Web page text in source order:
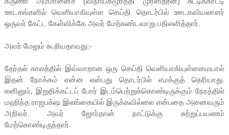
ஊடகங்களில் வெளியாகியுள்ள செய்தி தொடர்பில் ஊடகவியலாளர்
ஒருவர் கேட்ட கேள்விக்கே அவர் மேற்கண்டவாறு பதிலளித்தார்.
அவர் மேலும் கூறியதாவது:-
தேர்தல் காலத்தில் இவ்வாறான ஒரு செய்தி வெளியாகியுள்ளமையால்
இதன் நோக்கம் என்ன என்பது தொடர்பில் எமக்குத் தெரியாது.
எனினும், இறுதிக்கட்டப் போர் இடம்பெற்றுக்கொண்டிருக்கும் நேரத்தில்
மஹிந்த ராஜபக்‌ஷ இலங்கையில் இருக்கவில்லை என்பதை அனைவரும்
அறிவர். அவர் ஜோர்தான் நாட்டுக்கு சுற்றுப்பயணம்
மேற்கொண்டிருந்தார்.